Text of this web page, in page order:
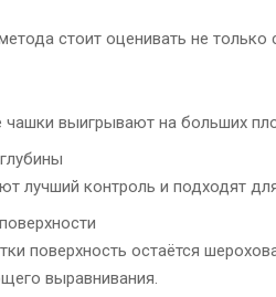
стоит оценивать не
выигрывают на больших
лучший контроль и подходят
поверхность остаётся
выравнивания.